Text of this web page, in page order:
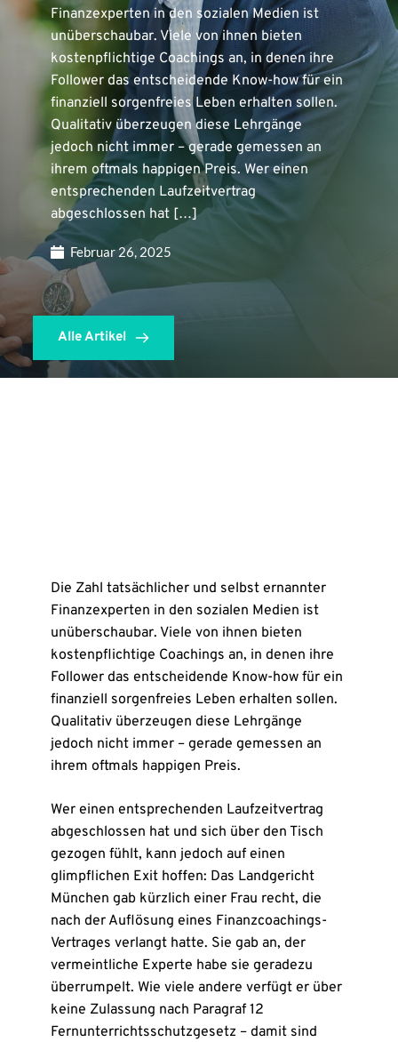
Finanzexperten in den sozialen Medien ist
unüberschaubar. Viele von ihnen bieten
kostenpflichtige Coachings an, in denen ihre
Follower das entscheidende Know-how für ein
finanziell sorgenfreies Leben erhalten sollen.
Qualitativ überzeugen diese Lehrgänge
jedoch nicht immer – gerade gemessen an
ihrem oftmals happigen Preis. Wer einen
entsprechenden Laufzeitvertrag
abgeschlossen hat […]
Februar 26, 2025
Alle Artikel
Die Zahl tatsächlicher und selbst ernannter
Finanzexperten in den sozialen Medien ist
unüberschaubar. Viele von ihnen bieten
kostenpflichtige Coachings an, in denen ihre
Follower das entscheidende Know-how für ein
finanziell sorgenfreies Leben erhalten sollen.
Qualitativ überzeugen diese Lehrgänge
jedoch nicht immer – gerade gemessen an
ihrem oftmals happigen Preis.
Wer einen entsprechenden Laufzeitvertrag
abgeschlossen hat und sich über den Tisch
gezogen fühlt, kann jedoch auf einen
glimpflichen Exit hoffen: Das Landgericht
München gab kürzlich einer Frau recht, die
nach der Auflösung eines Finanzcoachings-
Vertrages verlangt hatte. Sie gab an, der
vermeintliche Experte habe sie geradezu
überrumpelt. Wie viele andere verfügt er über
keine Zulassung nach Paragraf 12
Fernunterrichtsschutzgesetz – damit sind